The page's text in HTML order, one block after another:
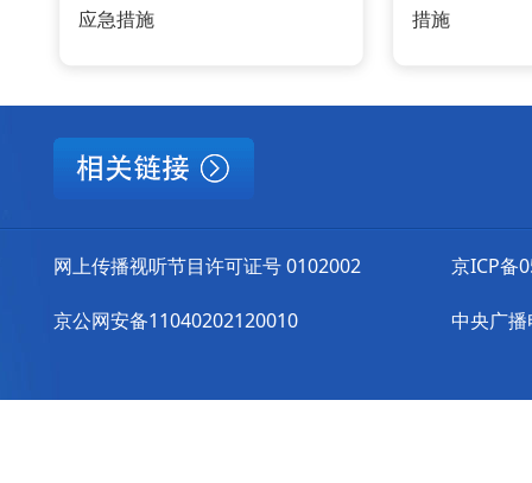
应急措施
措施
网上传播视听节目许可证号 0102002
京公网安备11040202120010
京ICP备
中央广